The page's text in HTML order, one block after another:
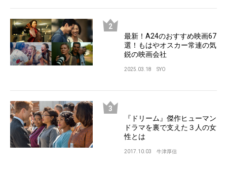
最新！A24のおすすめ映画67
選！もはやオスカー常連の気
鋭の映画会社
2025.03.18 SYO
『ドリーム』傑作ヒューマン
ドラマを裏で支えた３人の女
性とは
2017.10.03 牛津厚信